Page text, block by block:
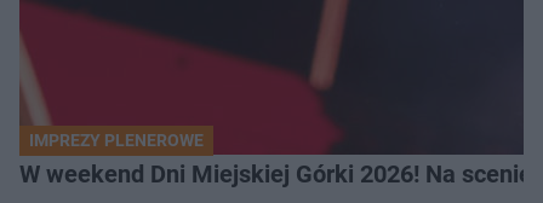
IMPREZY PLENEROWE
W weekend Dni Miejskiej Górki 2026! Na scenie